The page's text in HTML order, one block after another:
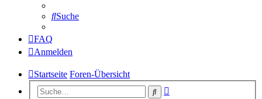
Suche
FAQ
Anmelden
Startseite Foren-Übersicht
Suche